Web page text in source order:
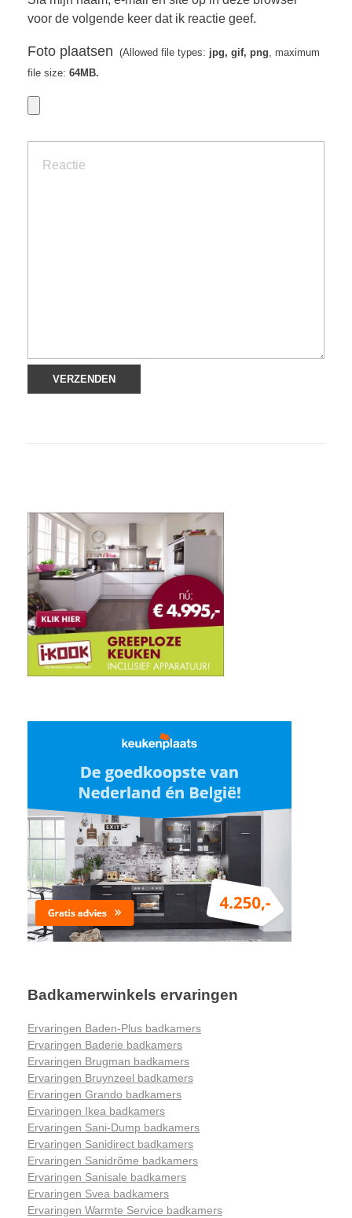
voor de volgende keer dat ik reactie geef.
Foto plaatsen (Allowed file types: jpg, gif, png, maximum
file size: 64MB.
Badkamerwinkels ervaringen
Ervaringen Baden-Plus badkamers
Ervaringen Baderie badkamers
Ervaringen Brugman badkamers
Ervaringen Bruynzeel badkamers
Ervaringen Grando badkamers
Ervaringen Ikea badkamers
Ervaringen Sani-Dump badkamers
Ervaringen Sanidirect badkamers
Ervaringen Sanidrõme badkamers
Ervaringen Sanisale badkamers
Ervaringen Svea badkamers
Ervaringen Warmte Service badkamers